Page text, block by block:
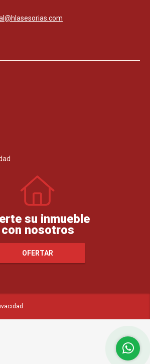
su inmueble
con nosotros
OFERTAR